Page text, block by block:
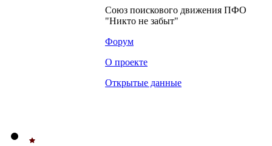
Союз поискового движения ПФО
"Никто не забыт"
Форум
О проекте
Открытые данные